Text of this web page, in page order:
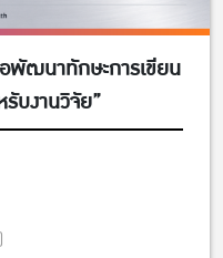
พัฒนาทักษะการเขียน
บงานวิจัย”